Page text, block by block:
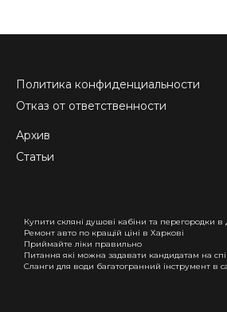
Политика конфиденциальности
Отказ от ответственности
Архив
Статьи
Купити скляні душові кабіни та перегородки в
Ремонт авто по кращій ціні в Харкові
Приймайте ліки правильно
Питання які можна задавати кандидатам на
Сланги для води багатогранний інструмент в